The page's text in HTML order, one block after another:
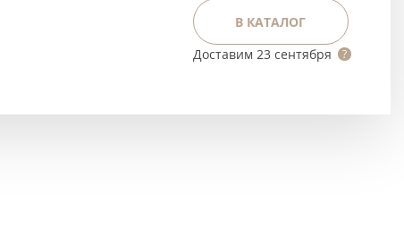
В КАТАЛОГ
Доставим 23 сентября